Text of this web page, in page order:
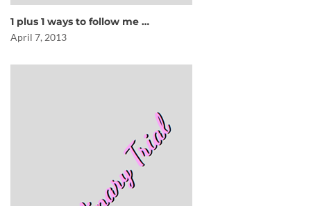
1 plus 1 ways to follow me …
April 7, 2013